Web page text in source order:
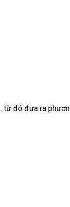
đó đưa ra